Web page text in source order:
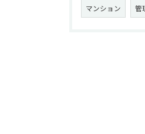
マンション 管